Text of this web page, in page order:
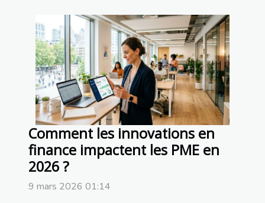
Comment les innovations en
finance impactent les PME en
2026 ?
9 mars 2026 01:14